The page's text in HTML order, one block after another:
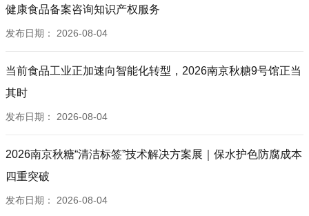
健康食品备案咨询知识产权服务
发布日期： 2026-08-04
当前食品工业正加速向智能化转型，2026南京秋糖9号馆正当
其时
发布日期： 2026-08-04
2026南京秋糖“清洁标签”技术解决方案展｜保水护色防腐成本
四重突破
发布日期： 2026-08-04